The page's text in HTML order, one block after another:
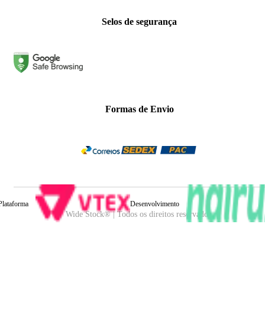
Selos de segurança
Formas de Envio
Wide Stock® | Todos os direitos reservados.
Desenvolvimento